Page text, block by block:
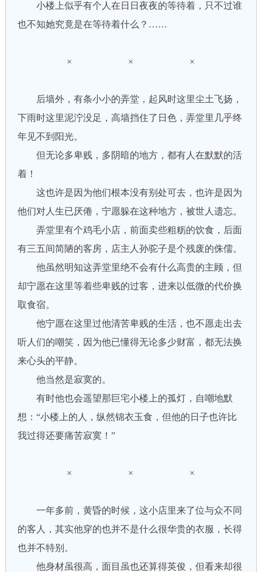
小楼上似乎有个人在日日夜夜的等待着，只不过谁
也不知她究竟是在等待着什么？……
× × ×
后墙外，有条小小的弄堂，起风时这里尘土飞扬，
下雨时这里泥泞没足，高墙挡住了日色，弄堂里几乎终
年见不到阳光。
但无论多卑贱，多阴暗的地方，都有人在默默的活
着！
这也许是因为他们根本没有别处可去，也许是因为
他们对人生已厌倦，宁愿躲在这种地方，被世人遗忘。
弄堂里有个鸡毛小店，前面卖些粗粝的饮食，后面
有三五间简陋的客房，店主人孙驼子是个残废的侏儒。
他虽然明知这弄堂里绝不会有什么高贵的主顾，但
却宁愿在这里等着些卑贱的过客，进来以低微的代价换
取食宿。
他宁愿在这里过他清苦卑贱的生活，也不愿走出去
听人们的嘲笑，因为他已懂得无论多少财富，都无法换
来心头的平静。
他当然是寂寞的。
有时他也会遥望那巨宅小楼上的孤灯，自嘲地默
想：“小楼上的人，纵然锦衣玉食，但他的日子也许比
我过得还要痛苦寂寞！”
× × ×
一年多前，黄昏的时候，这小店里来了位与众不同
的客人，其实他穿的也并不是什么很华贵的衣服，长得
也并不特别。
他身材虽很高，面目虽也还算得英俊，但看来却很